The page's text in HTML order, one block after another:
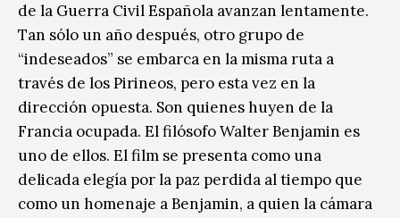
de la Guerra Civil Española avanzan lentamente.
Tan sólo un año después, otro grupo de
“indeseados” se embarca en la misma ruta a
través de los Pirineos, pero esta vez en la
dirección opuesta. Son quienes huyen de la
Francia ocupada. El filósofo Walter Benjamin es
uno de ellos. El film se presenta como una
delicada elegía por la paz perdida al tiempo que
como un homenaje a Benjamin, a quien la cámara